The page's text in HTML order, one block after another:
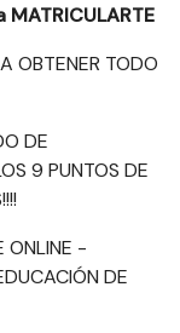
MATRICULARTE
OBTENER TODO
DE
9 PUNTOS DE
ONLINE -
DE